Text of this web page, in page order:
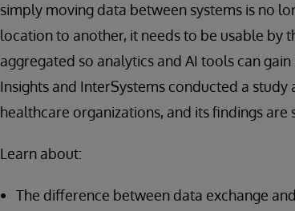
simply moving data between systems is no
location to another, it needs to be usable by
aggregated so analytics and AI tools can
Insights and InterSystems conducted a study
healthcare organizations, and its findings
Learn about:
The difference between data exchange